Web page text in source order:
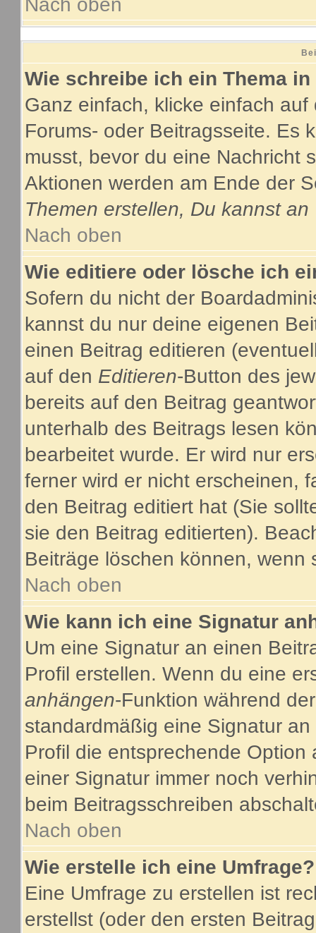
Nach oben
Wie schreibe ich ein Thema
Ganz einfach, klicke einfach
Forums- oder Beitragsseite. Es
musst, bevor du eine Nachricht
Aktionen werden am Ende der
Themen erstellen, Du kannst
Nach oben
Wie editiere oder lösche ich
Sofern du nicht der
kannst du nur deine eigenen
einen Beitrag editieren
auf den Editieren-Button des
bereits auf den Beitrag
unterhalb des Beitrags lesen
bearbeitet wurde. Er wird nur
ferner wird er nicht erscheinen,
den Beitrag editiert hat (Sie
sie den Beitrag editierten).
Beiträge löschen können,
Nach oben
Wie kann ich eine Signatur
Um eine Signatur an einen
Profil erstellen. Wenn du eine
anhängen-Funktion während
standardmäßig eine Signatur
Profil die entsprechende
einer Signatur immer noch
beim Beitragsschreiben
Nach oben
Wie erstelle ich eine Umfrage?
Eine Umfrage zu erstellen ist
erstellst (oder den ersten